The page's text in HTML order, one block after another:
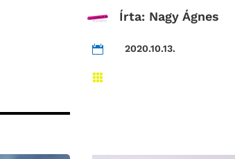
Írta: Nagy Ágnes
 2020.10.13.
